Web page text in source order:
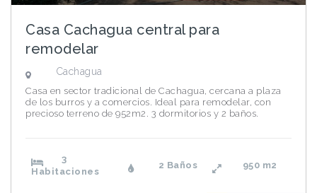
Casa Cachagua central para
remodelar
Cachagua
Casa en sector tradicional de Cachagua, cercana a plaza
de los burros y a comercios. Ideal para remodelar, con
precioso terreno de 952m2. 3 dormitorios y 2 baños.
3
Habitaciones
2 Baños 950 m2